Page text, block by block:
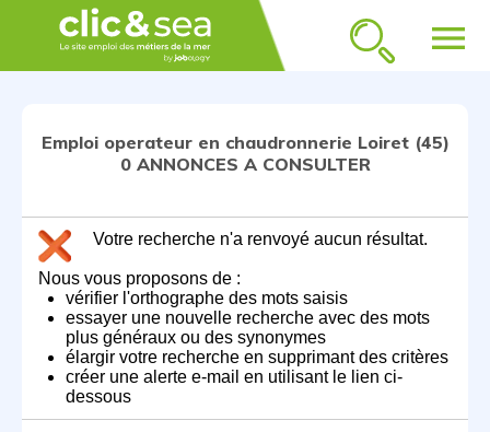
menu
Emploi operateur en chaudronnerie Loiret (45)
0 ANNONCES A CONSULTER
Votre recherche n'a renvoyé aucun résultat.
Nous vous proposons de :
vérifier l'orthographe des mots saisis
essayer une nouvelle recherche avec des mots
plus généraux ou des synonymes
élargir votre recherche en supprimant des critères
créer une alerte e-mail en utilisant le lien ci-
dessous